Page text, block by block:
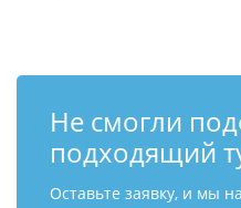
Не смогли
подходящий
Оставьте заявку, и мы